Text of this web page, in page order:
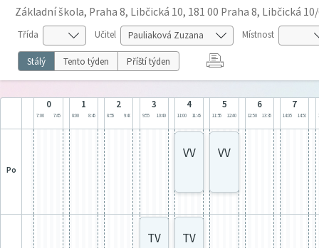
Základní škola, Praha 8, Libčická 10, 181 00 Praha 8, Libčická
Třída Učitel Místnost
Stálý Tento týden Příští týden
0
7:00 7:45
1
8:00 8:45
2
8:55 9:40
3
9:55 10:40
4
11:00 11:45
5
11:55 12:40
6
12:50 13:35
7
14:05 14:50
po
VV VV
TV TV